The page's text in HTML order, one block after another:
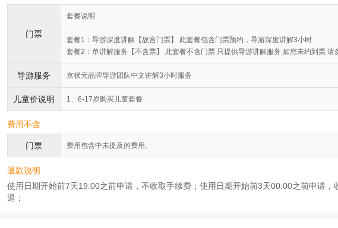
门票
套餐说明
套餐1：导游深度讲解【故宫门票】 此套餐包含门票预约，导游深度讲解3小时
套餐2：单讲解服务【不含票】 此套餐不含门票 只提供导游讲解服务 如您未约到票 请
导游服务 京状元品牌导游团队中文讲解3小时服务
儿童价说明 1、6-17岁购买儿童套餐
费用不含
门票 费用包含中未提及的费用。
退款说明
使用日期开始前7天19:00之前申请，不收取手续费；使用日期开始前3天00:00之前申请
退；